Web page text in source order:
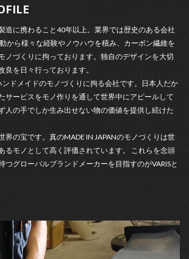
に携わること40年以上。業界では歴史のある会社
から様々な経験やノウハウを積み、カーボン繊維を
ノづくりに拘っております。独自のデザインを大切
良を日々行っております。
ドメイドのモノづくりに拘る会社です。日本人だか
サービスをモノ作りを通して世界中にアピールして
人の手でしか生み出せない物の価値を提供し続けた
の宝です。真のMADE IN JAPANのモノづくりは世
るモノとして高く評価されています。 これらを念頭
つグローバルブランドメーカーを目指すのがVARISと